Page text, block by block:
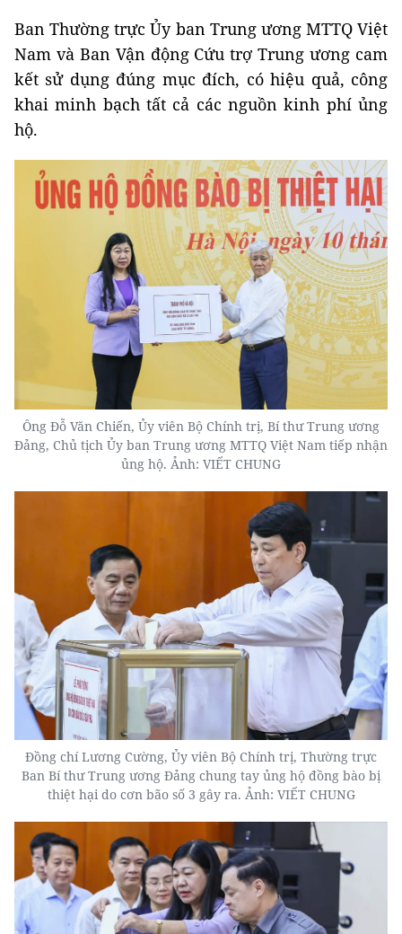
Ban Thường trực Ủy ban Trung ương MTTQ Việt
Nam và Ban Vận động Cứu trợ Trung ương cam
kết sử dụng đúng mục đích, có hiệu quả, công
khai minh bạch tất cả các nguồn kinh phí ủng
hộ.
Ông Đỗ Văn Chiến, Ủy viên Bộ Chính trị, Bí thư Trung ương
Đảng, Chủ tịch Ủy ban Trung ương MTTQ Việt Nam tiếp nhận
ủng hộ. Ảnh: VIẾT CHUNG
Đồng chí Lương Cường, Ủy viên Bộ Chính trị, Thường trực
Ban Bí thư Trung ương Đảng chung tay ủng hộ đồng bào bị
thiệt hại do cơn bão số 3 gây ra. Ảnh: VIẾT CHUNG